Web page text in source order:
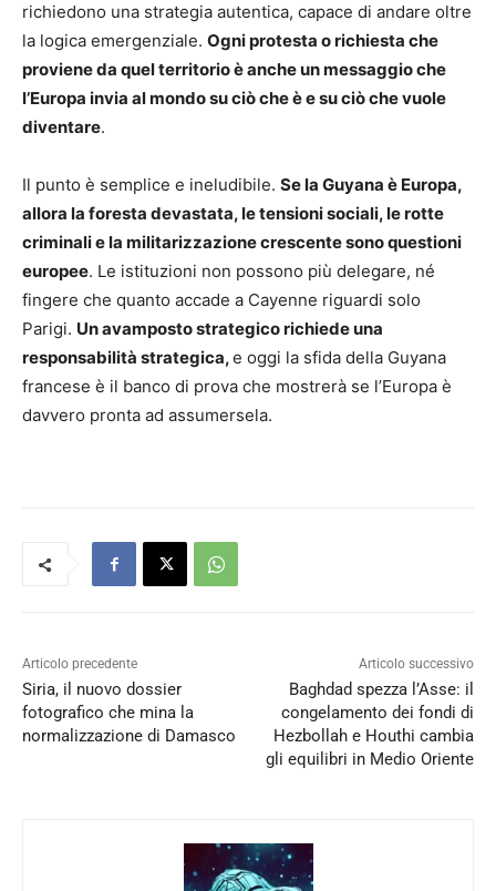
richiedono una strategia autentica, capace di andare oltre
la logica emergenziale. Ogni protesta o richiesta che
proviene da quel territorio è anche un messaggio che
l’Europa invia al mondo su ciò che è e su ciò che vuole
diventare.
Il punto è semplice e ineludibile. Se la Guyana è Europa,
allora la foresta devastata, le tensioni sociali, le rotte
criminali e la militarizzazione crescente sono questioni
europee. Le istituzioni non possono più delegare, né
fingere che quanto accade a Cayenne riguardi solo
Parigi. Un avamposto strategico richiede una
responsabilità strategica,e oggi la sfida della Guyana
francese è il banco di prova che mostrerà se l’Europa è
davvero pronta ad assumersela.
Articolo precedente
Siria, il nuovo dossier
fotografico che mina la
normalizzazione di Damasco
Articolo successivo
Baghdad spezza l’Asse: il
congelamento dei fondi di
Hezbollah e Houthi cambia
gli equilibri in Medio Oriente